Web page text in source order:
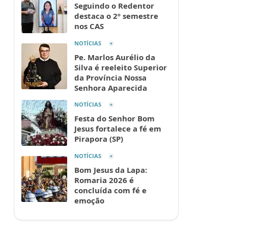
Seguindo o Redentor
destaca o 2º semestre
nos CAS
NOTÍCIAS
Pe. Marlos Aurélio da
Silva é reeleito Superior
da Província Nossa
Senhora Aparecida
NOTÍCIAS
Festa do Senhor Bom
Jesus fortalece a fé em
Pirapora (SP)
NOTÍCIAS
Bom Jesus da Lapa:
Romaria 2026 é
concluída com fé e
emoção